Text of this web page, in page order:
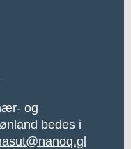
og
bedes i